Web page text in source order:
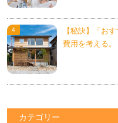
【秘訣】「お
費用を考える。
カテゴリー